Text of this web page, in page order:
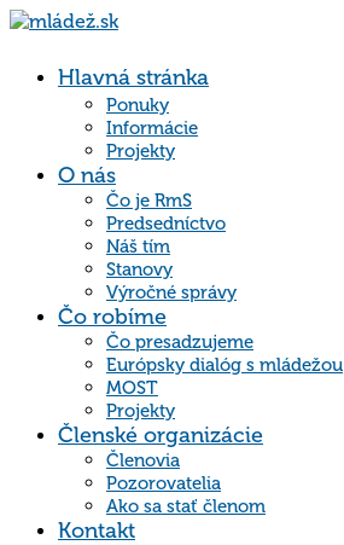
Hlavná stránka
Ponuky
Informácie
Projekty
O nás
Čo je RmS
Predsedníctvo
Náš tím
Stanovy
Výročné správy
Čo robíme
Čo presadzujeme
Európsky dialóg s mládežou
MOST
Projekty
Členské organizácie
Členovia
Pozorovatelia
Ako sa stať členom
Kontakt